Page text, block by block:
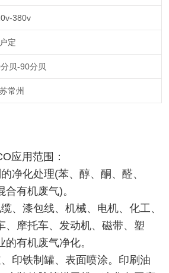
380v
定
贝-90分贝
常州
应用范围：
净化处理(苯、醇、酮、醛、
有机废气)。
、漆包线、机械、电机、化工、
、摩托车、发动机、磁带、塑
有机废气净化。
印铁制罐、表面喷涂。印刷油